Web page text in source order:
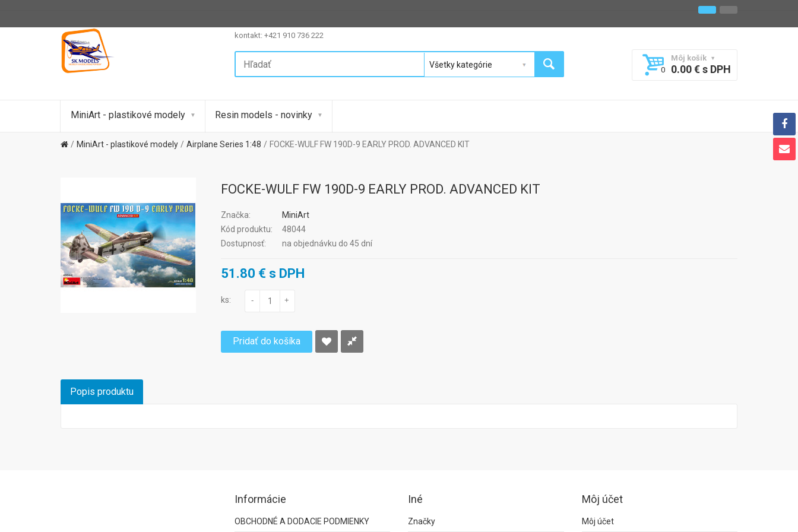
kontakt: +421 910 736 222
Môj košík
0
0.00 € s DPH
MiniArt - plastikové modely Resin models - novinky
MiniArt - plastikové modely Airplane Series 1:48 FOCKE-WULF FW 190D-9 EARLY PROD. ADVANCED KIT
FOCKE-WULF FW 190D-9 EARLY PROD. ADVANCED KIT
Značka:
MiniArt
Kód produktu:
48044
Dostupnosť:
na objednávku do 45 dní
51.80 € s DPH
ks: - +
Pridať do košíka
Popis produktu
Informácie
OBCHODNÉ A DODACIE PODMIENKY
Iné
Značky
Môj účet
Môj účet